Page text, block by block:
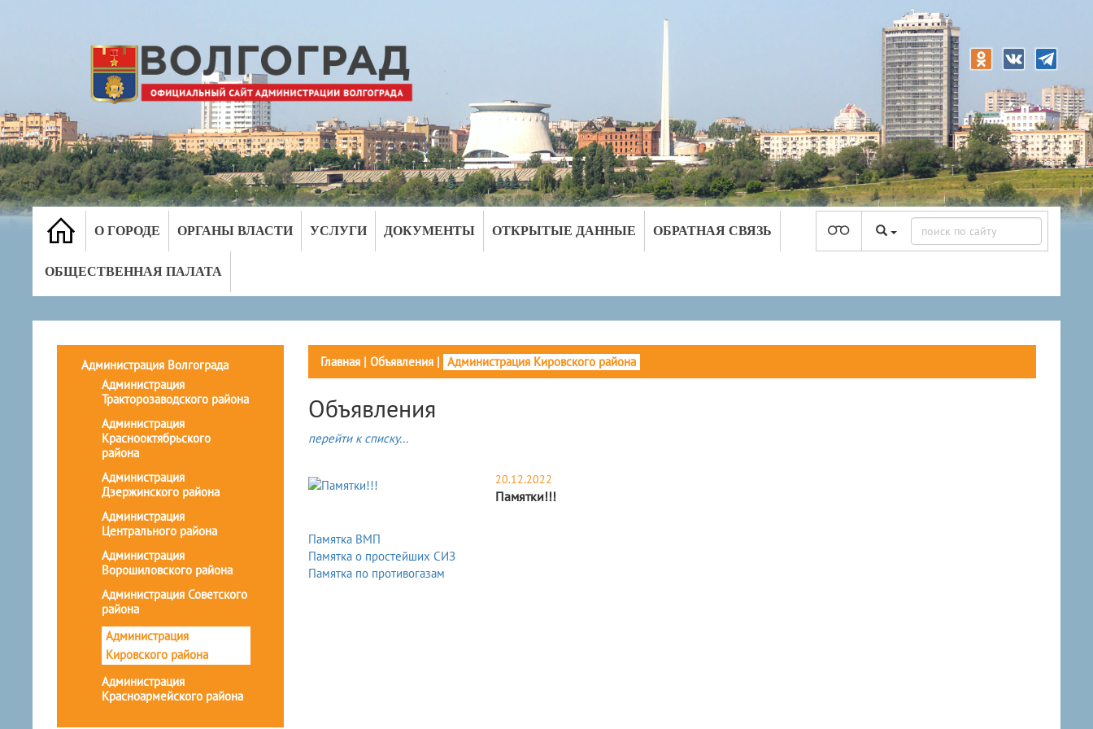
О ГОРОДЕ ОРГАНЫ ВЛАСТИ УСЛУГИ ДОКУМЕНТЫ ОТКРЫТЫЕ ДАННЫЕ ОБРАТНАЯ СВЯЗЬ
ОБЩЕСТВЕННАЯ ПАЛАТА
Администрация Волгограда
Администрация
Тракторозаводского района
Администрация
Краснооктябрьского
района
Администрация
Дзержинского района
Администрация
Центрального района
Администрация
Ворошиловского района
Администрация Советского
района
Администрация
Кировского района
Администрация
Красноармейского района
Главная| Объявления| Администрация Кировского района
Объявления
перейти к списку...
20.12.2022
Памятки!!!
Памятка ВМП
Памятка о простейших СИЗ
Памятка по противогазам